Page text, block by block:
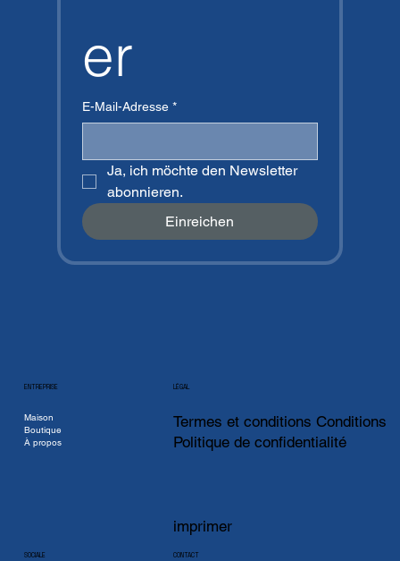
er
E-Mail-Adresse *
Ja, ich möchte den Newsletter
abonnieren.
Einreichen
ENTREPRISE
Maison
Boutique
À propos
LÉGAL
Termes et conditions Conditions
Politique de confidentialité
imprimer
SOCIALE CONTACT